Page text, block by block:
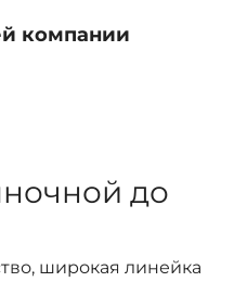
компании
до
широкая линейка